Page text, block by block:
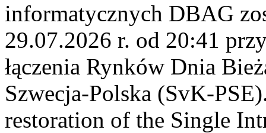
informatycznych DBAG
29.07.2026 r. od 20:41
łączenia Rynków Dnia
Szwecja-Polska (SvK-
restoration of the Single